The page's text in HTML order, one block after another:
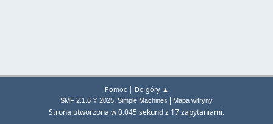
Pomoc| Do góry ▲
SMF 2.1.6 © 2025, Simple Machines Mapa witryny
Strona utworzona w 0.045 sekund z 17 zapytaniami.